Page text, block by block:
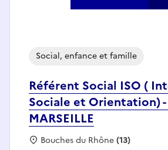
Référent Social ISO (
Sociale et Orientation) -
MARSEILLE
Social, enfance et famille
Localisation :
Bouches du Rhône(13)